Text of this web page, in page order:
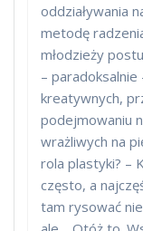
oddziaływania
metodę
młodzieży
–
kreatywnych,
podejmowaniu
wrażliwych na
rola plastyki? –
często, a
tam rysować